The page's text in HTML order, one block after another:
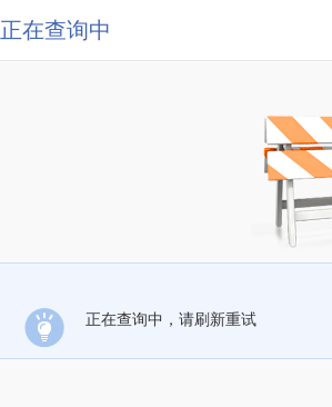
正在查询中
正在查询中，请刷新重试